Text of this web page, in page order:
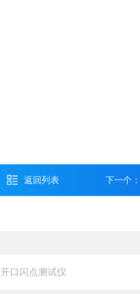
返回列表 下一个：